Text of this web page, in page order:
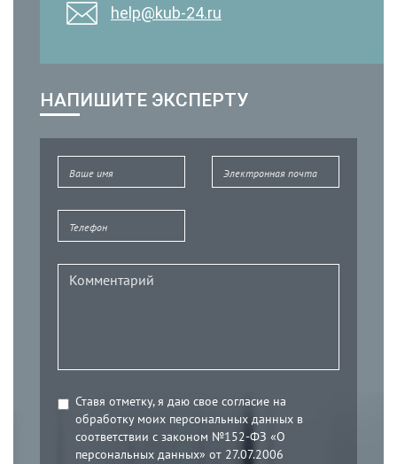
help@kub-24.ru
НАПИШИТЕ ЭКСПЕРТУ
Ставя отметку, я даю свое согласие на
обработку моих персональных данных в
соответствии с законом №152-ФЗ «О
персональных данных» от 27.07.2006